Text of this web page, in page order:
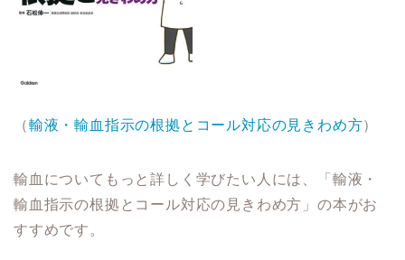
（輸液・輸血指示の根拠とコール対応の見きわめ方）
輸血についてもっと詳しく学びたい人には、「輸液・
輸血指示の根拠とコール対応の見きわめ方」の本がお
すすめです。